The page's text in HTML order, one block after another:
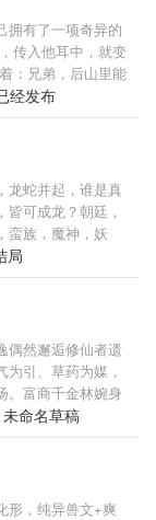
拥有了一项奇异的
传入他耳中，就变
：兄弟，后山里能
了，快走！ 一群
了，兄弟们，快
真发出一声又一声
来，再过来吃了
的新书《基因大时
走一波呐。 嫌新
精品老书《掌御
子啦！ 交流区，
通区（481-325-
经发布
龙蛇并起，谁是真
可成龙？朝廷，
蛮族，魔神，妖
，因缘际会。
局
偶然邂逅修仙者遗
引、草药为媒，
。富商千金林婉身
都市力挽狂澜，
后，他遭同行构
挚友，一次次化
邻家女孩苏瑶含
医典籍的隐藏秘
命名草稿
形，纯异兽文+爽